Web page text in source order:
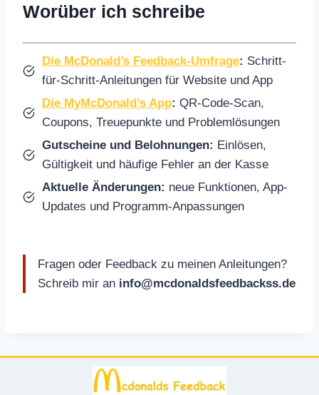
Worüber ich schreibe
Die McDonald’s Feedback-Umfrage: Schritt-
für-Schritt-Anleitungen für Website und App
Die MyMcDonald’s App: QR-Code-Scan,
Coupons, Treuepunkte und Problemlösungen
Gutscheine und Belohnungen: Einlösen,
Gültigkeit und häufige Fehler an der Kasse
Aktuelle Änderungen: neue Funktionen, App-
Updates und Programm-Anpassungen
Fragen oder Feedback zu meinen Anleitungen?
Schreib mir an info@mcdonaldsfeedbackss.de